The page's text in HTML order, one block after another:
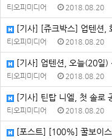
티오피미디어 2018.08.20
[기사] [쥬크박스] 업텐션,
티오피미디어 2018.08.20
[기사] 업텐션, 오늘(20일
티오피미디어 2018.08.20
[기사] 틴탑 니엘, 첫 솔로
티오피미디어 2018.08.20
[포스트] [100%] 꿀보이